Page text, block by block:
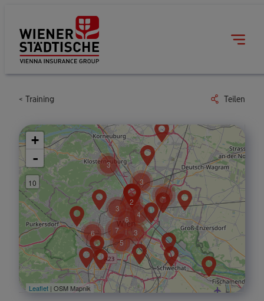
Training Teilen
3
3
3
6
5
3
2
3
4
6
7
+
-
10
Leaflet| OSM Mapnik